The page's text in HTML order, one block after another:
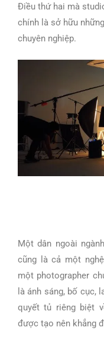
Điều thứ hai mà
chính là sở hữu
chuyên nghiệp.
Một dân ngoài
cũng là cả một
một photographer
là ánh sáng, bố cục,
quyết tủ riêng biệt
được tạo nên khẳng